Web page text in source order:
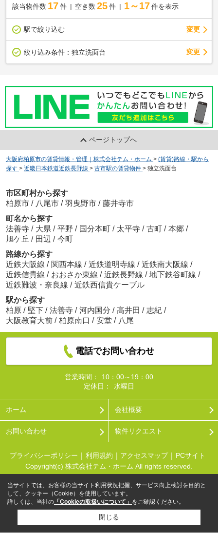
該当物件数 17件 空き数 25 件 1～17 件を表示
駅で絞り込む 変更
絞り込み条件： 独立洗面台 変更
ページトップへ
大阪府柏原市の賃貸情報・管理｜株式会社テム・ホーム > (賃貸)路線・駅から
探す > 近畿日本鉄道近鉄長野線 > 古市駅の賃貸物件 > 独立洗面台
市区町村から探す
柏原市 / 八尾市 / 羽曳野市 / 藤井寺市
町名から探す
法善寺 / 大県 / 平野 / 国分本町 / 太平寺 / 古町 / 本郷 /
旭ケ丘 / 田辺 / 今町
路線から探す
近鉄大阪線 / 関西本線 / 近鉄道明寺線 / 近鉄南大阪線 /
近鉄信貴線 / おおさか東線 / 近鉄長野線 / 地下鉄谷町線 /
近鉄難波・奈良線 / 近鉄西信貴ケーブル
駅から探す
柏原 / 堅下 / 法善寺 / 河内国分 / 高井田 / 志紀 /
大阪教育大前 / 柏原南口 / 安堂 / 八尾
電話でお問い合わせ
営業時間：
10：00～19：00
定休日：
水曜日
ホーム 会社概要
お問い合わせ 物件リクエスト
プライバシーポリシー 利用規約 アクセスマップ
PCサイト
Copyright(c) 株式会社テム・ホーム All rights reserved.
当サイトでは、お客様の当サイト利用状況把握、サービス向上検討を目的と
して、クッキー（Cookie）を使用しています。
詳しくは、当社の 「Cookieの取扱いについて」 をご確認ください。
閉じる